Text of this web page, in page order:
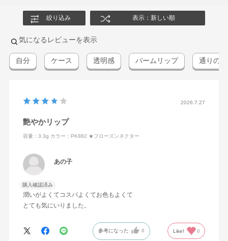
絞り込み 表示：新しい順
気になるレビューを表示
自分 ケース 透明感 バームリップ 通りの
2026.7.27
艶やかリップ
容量：3.3g カラー：PK882 ★フローズンネクター
あの子
購入確認済み
潤いがよくてコスパよくてお色もよくて
とても気にいりました。
参考になった 0 Like! 0